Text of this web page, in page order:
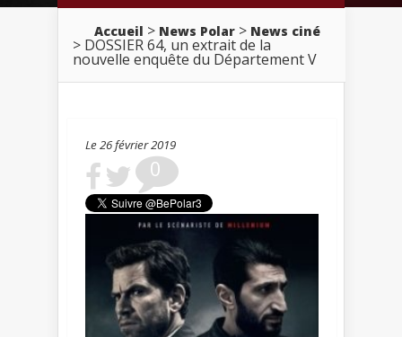
Accueil > News Polar > News ciné
> DOSSIER 64, un extrait de la
nouvelle enquête du Département V
Le 26 février 2019
0